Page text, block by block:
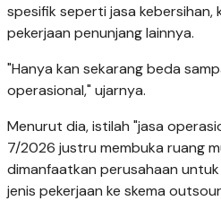
spesifik seperti jasa kebersihan,
pekerjaan penunjang lainnya.
"Hanya kan sekarang beda
operasional," ujarnya.
Menurut dia, istilah "jasa
7/2026 justru membuka ruang
dimanfaatkan perusahaan
jenis pekerjaan ke skema